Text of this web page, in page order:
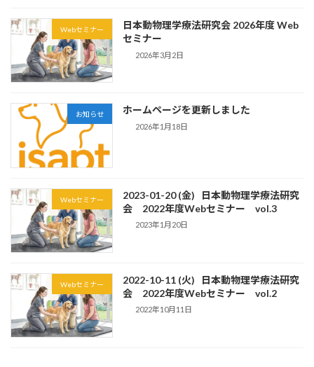
Webセミナー
日本動物理学療法研究会 2026年度 Web
セミナー
2026年3月2日
お知らせ ホームページを更新しました
2026年1月18日
Webセミナー
2023-01-20 (金) 日本動物理学療法研究
会 2022年度Webセミナー vol.3
2023年1月20日
Webセミナー
2022-10-11 (火) 日本動物理学療法研究
会 2022年度Webセミナー vol.2
2022年10月11日